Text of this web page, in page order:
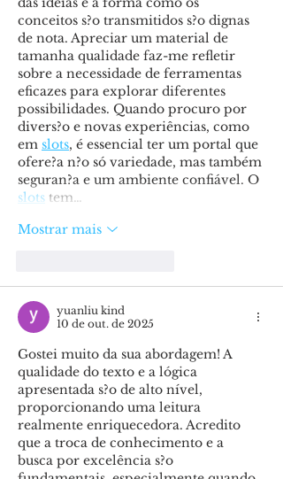
conceitos s?o transmitidos s?o dignas
de nota. Apreciar um material de
tamanha qualidade faz-me refletir
sobre a necessidade de ferramentas
eficazes para explorar diferentes
possibilidades. Quando procuro por
divers?o e novas experiências, como
em slots, é essencial ter um portal que
ofere?a n?o só variedade, mas também
seguran?a e um ambiente confiável. O
slots tem…
Mostrar mais
yuanliu kind
10 de out. de 2025
Gostei muito da sua abordagem! A
qualidade do texto e a lógica
apresentada s?o de alto nível,
proporcionando uma leitura
realmente enriquecedora. Acredito
que a troca de conhecimento e a
busca por excelência s?o